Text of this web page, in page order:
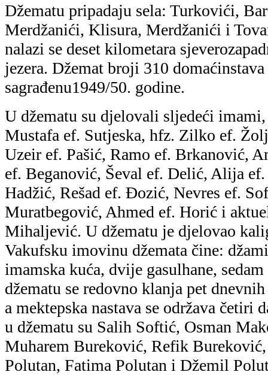
Džematu pripadaju sela: Turkovići,
Merdžanići, Klisura, Merdžanići i
nalazi se deset kilometara
jezera. Džemat broji 310
sagrađenu1949/50. godine.
U džematu su djelovali sljedeći
Mustafa ef. Sutjeska, hfz. Zilko ef.
Uzeir ef. Pašić, Ramo ef. Brkanović,
ef. Beganović, Ševal ef. Delić, Alija
Hadžić, Rešad ef. Đozić, Nevres ef.
Muratbegović, Ahmed ef. Horić i
Mihaljević. U džematu je djelovao
Vakufsku imovinu džemata čine:
imamska kuća, dvije gasulhane,
džematu se redovno klanja pet
a mektepska nastava se održava četiri
u džematu su Salih Softić, Osman
Muharem Bureković, Refik
Polutan, Fatima Polutan i Džemil